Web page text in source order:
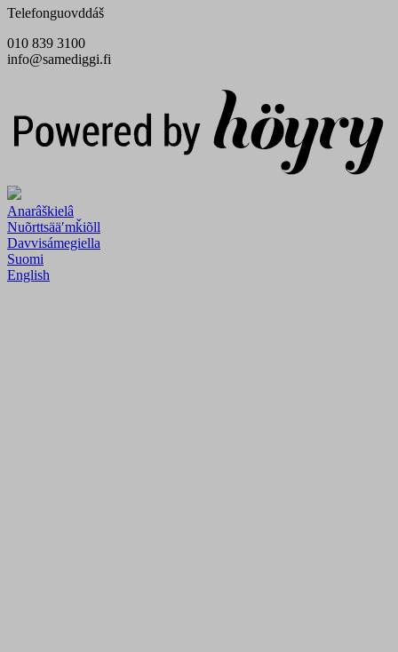
Telefonguovddáš
010 839 3100
info@samediggi.fi
Anarâškielâ
Nuõrttsääʹmǩiõll
Davvisámegiella
Suomi
English